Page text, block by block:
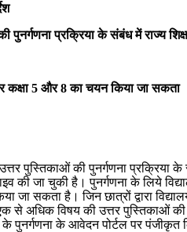
प्रक्रिया के संबंध में राज्य
कक्षा 5 और 8 का चयन किया जा सकता
पुस्तिकाओं की पुनर्गणना प्रक्रिया के
की जा चुकी है। पुनर्गणना के लिये
जा सकता है। जिन छात्रों द्वारा
से अधिक विषय की उत्तर पुस्तिकाओं
पुनर्गणना के आवेदन पोर्टल पर